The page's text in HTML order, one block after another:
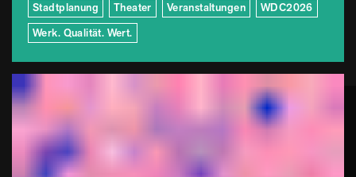
Stadtplanung
Theater Veranstaltungen
WDC2026
Werk. Qualität. Wert.